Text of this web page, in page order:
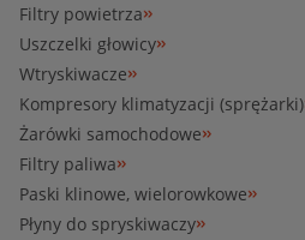
Filtry powietrza
Uszczelki głowicy
Wtryskiwacze
Kompresory klimatyzacji (sprężarki)
Żarówki samochodowe
Filtry paliwa
Paski klinowe, wielorowkowe
Płyny do spryskiwaczy